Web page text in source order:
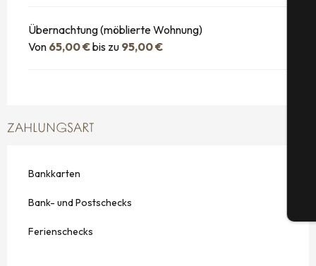
Übernachtung (möblierte Wohnung)
Von 65,00 €bis zu 95,00 €
ZAHLUNGSART
Bankkarten
Bank- und Postschecks
Ferienschecks